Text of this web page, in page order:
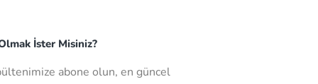
İster Misiniz?
abone olun, en güncel